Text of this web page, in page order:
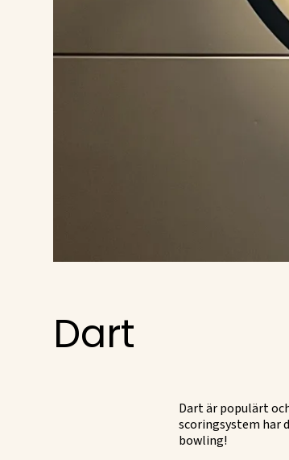
Dart
Dart är populärt
scoringsystem har
bowling!